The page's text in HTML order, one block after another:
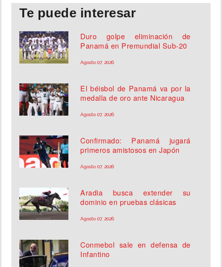
Te puede interesar
Duro golpe eliminación de
Panamá en Premundial Sub-20
Agosto 07, 2026
El béisbol de Panamá va por la
medalla de oro ante Nicaragua
Agosto 07, 2026
Confirmado: Panamá jugará
primeros amistosos en Japón
Agosto 07, 2026
Aradia busca extender su
dominio en pruebas clásicas
Agosto 07, 2026
Conmebol sale en defensa de
Infantino